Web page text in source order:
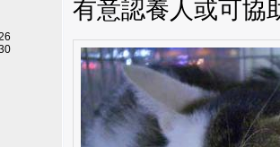
有意認養人或可